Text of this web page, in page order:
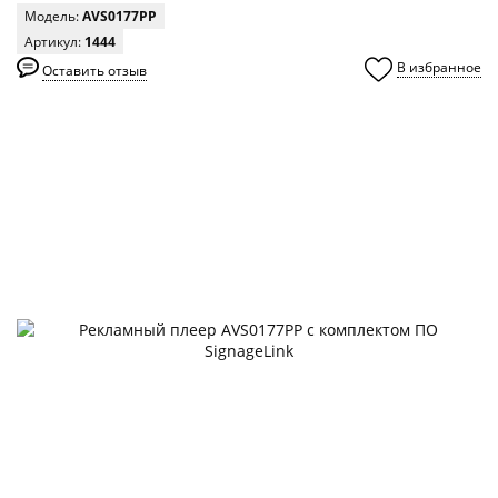
Модель:AVS0177PP
Артикул: 1444
Оставить отзыв
0 В избранное